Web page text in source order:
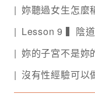
妳聽過女生怎麼
Lesson 9 ▍陰
妳的子宮不是妳
沒有性經驗可以